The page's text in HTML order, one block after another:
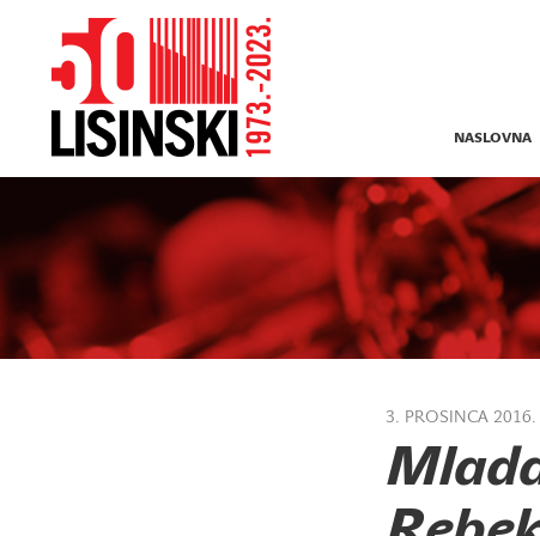
NASLOVNA
3. PROSINCA 2016.